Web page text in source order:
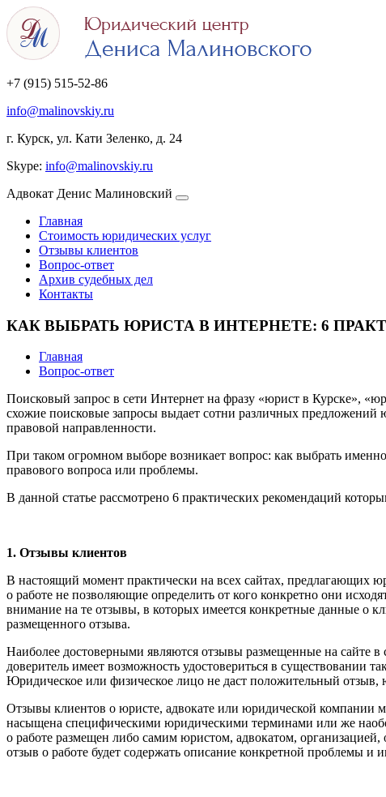
+7 (915) 515-52-86
info@malinovskiy.ru
г. Курск, ул. Кати Зеленко, д. 24
Skype: info@malinovskiy.ru
Адвокат Денис Малиновский
Главная
Стоимость юридических услуг
Отзывы клиентов
Вопрос-ответ
Архив судебных дел
Контакты
КАК ВЫБРАТЬ ЮРИСТА В ИНТЕРНЕТЕ: 6
Главная
Вопрос-ответ
Поисковый запрос в сети Интернет на фразу «юрист в Курске»,
схожие поисковые запросы выдает сотни различных предложений
правовой направленности.
При таком огромном выборе возникает вопрос: как выбрать
правового вопроса или проблемы.
В данной статье рассмотрено 6 практических рекомендаций
1. Отзывы клиентов
В настоящий момент практически на всех сайтах, предлагающих
о работе не позволяющие определить от кого конкретно они
внимание на те отзывы, в которых имеется конкретные данные о
размещенного отзыва.
Наиболее достоверными являются отзывы размещенные на сайте
доверитель имеет возможность удостовериться в существовании
Юридическое или физическое лицо не даст положительный отзыв,
Отзывы клиентов о юристе, адвокате или юридической компании
насыщена специфическими юридическими терминами или же
о работе размещен либо самим юристом, адвокатом,
отзыв о работе будет содержать описание конкретной проблемы